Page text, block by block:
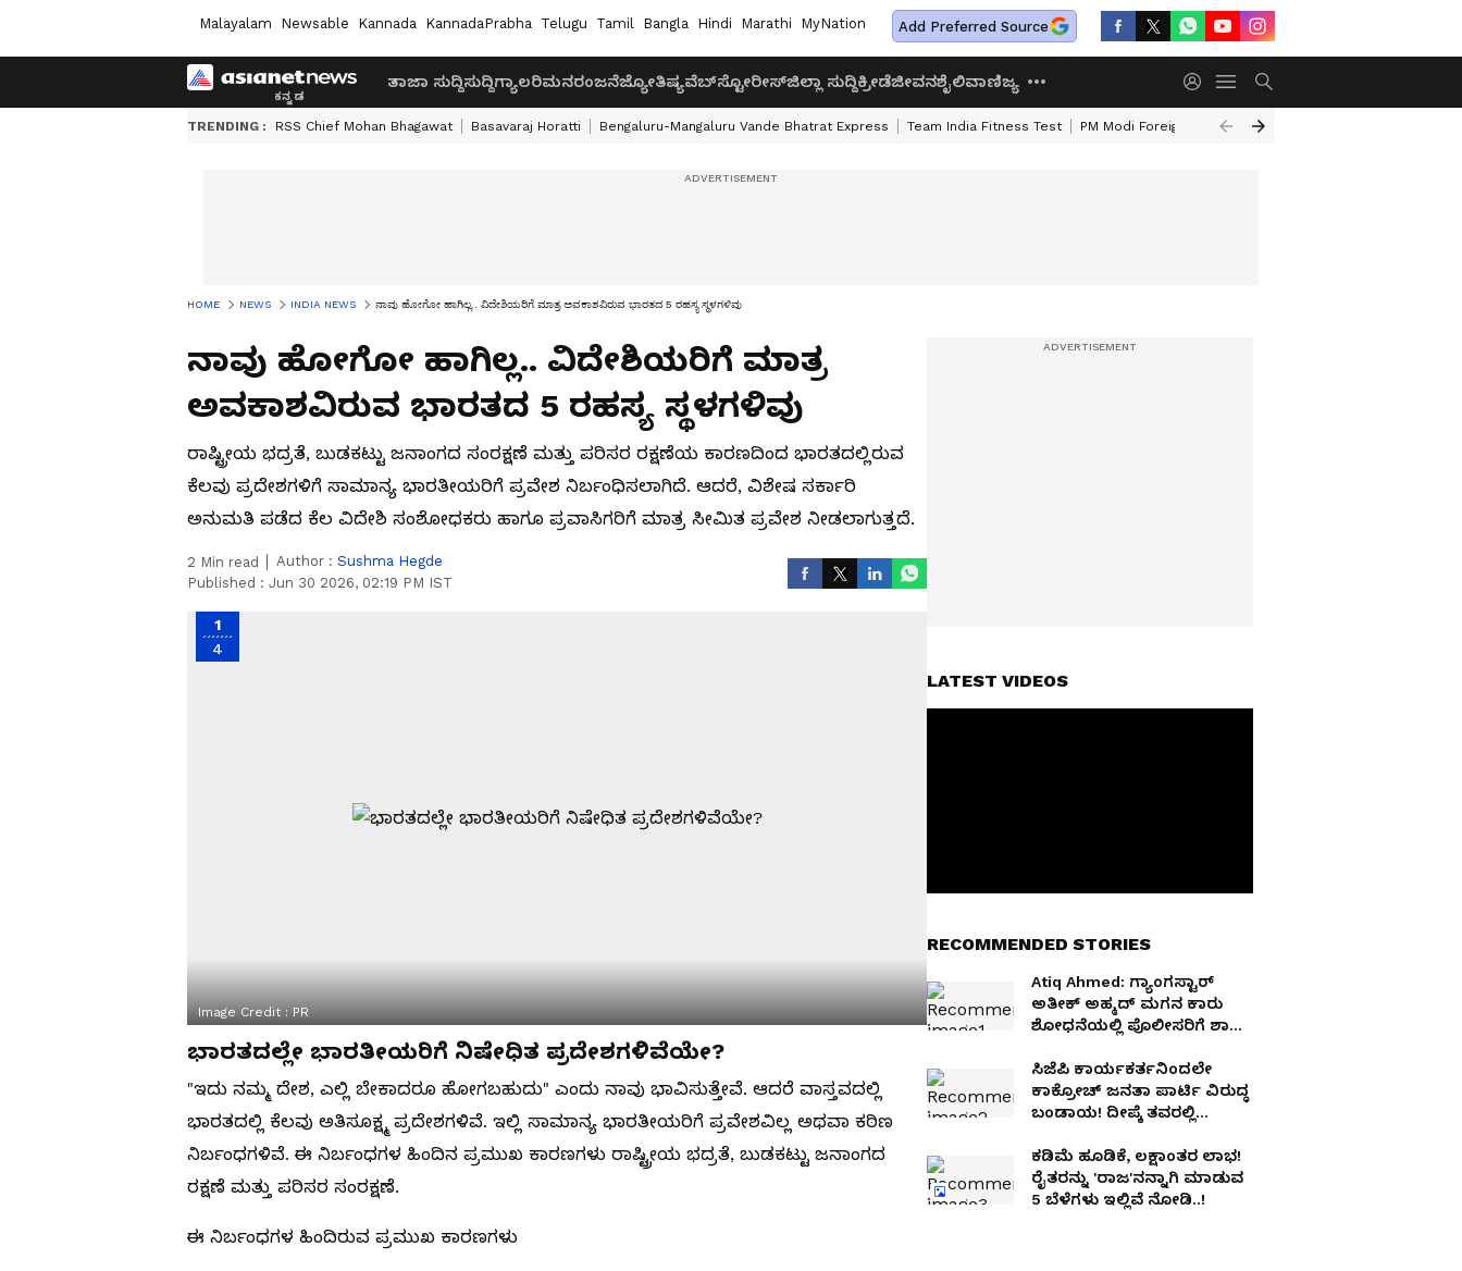
Malayalam Newsable Kannada KannadaPrabha Telugu Tamil Bangla Hindi Marathi MyNation Add Preferred Source
ತಾಜಾ ಸುದ್ದಿಸುದ್ದಿಗ್ಯಾಲರಿಮನರಂಜನೆಜ್ಯೋತಿಷ್ಯವೆಬ್‌ಸ್ಟೋರೀಸ್ಜಿಲ್ಲಾ ಸುದ್ದಿಕ್ರೀಡೆಜೀವನಶೈಲಿವಾಣಿಜ್ಯ
TRENDING : RSS Chief Mohan Bhagawat Basavaraj Horatti Bengaluru-Mangaluru Vande Bhatrat Express Team India Fitness Test PM Modi Foreign Travel Expenditure
HOME NEWS INDIA NEWS ನಾವು ಹೋಗೋ ಹಾಗಿಲ್ಲ.. ವಿದೇಶಿಯರಿಗೆ ಮಾತ್ರ ಅವಕಾಶವಿರುವ ಭಾರತದ 5 ರಹಸ್ಯ ಸ್ಥಳಗಳಿವು
ನಾವು ಹೋಗೋ ಹಾಗಿಲ್ಲ.. ವಿದೇಶಿಯರಿಗೆ ಮಾತ್ರ
ಅವಕಾಶವಿರುವ ಭಾರತದ 5 ರಹಸ್ಯ ಸ್ಥಳಗಳಿವು
ರಾಷ್ಟ್ರೀಯ ಭದ್ರತೆ, ಬುಡಕಟ್ಟು ಜನಾಂಗದ ಸಂರಕ್ಷಣೆ ಮತ್ತು ಪರಿಸರ ರಕ್ಷಣೆಯ ಕಾರಣದಿಂದ ಭಾರತದಲ್ಲಿರುವ
ಕೆಲವು ಪ್ರದೇಶಗಳಿಗೆ ಸಾಮಾನ್ಯ ಭಾರತೀಯರಿಗೆ ಪ್ರವೇಶ ನಿರ್ಬಂಧಿಸಲಾಗಿದೆ. ಆದರೆ, ವಿಶೇಷ ಸರ್ಕಾರಿ
ಅನುಮತಿ ಪಡೆದ ಕೆಲ ವಿದೇಶಿ ಸಂಶೋಧಕರು ಹಾಗೂ ಪ್ರವಾಸಿಗರಿಗೆ ಮಾತ್ರ ಸೀಮಿತ ಪ್ರವೇಶ ನೀಡಲಾಗುತ್ತದೆ.
2 Min read Author : Sushma Hegde
Published : Jun 30 2026, 02:19 PM IST
1
4
Image Credit : PR
ಭಾರತದಲ್ಲೇ ಭಾರತೀಯರಿಗೆ ನಿಷೇಧಿತ ಪ್ರದೇಶಗಳಿವೆಯೇ?
"ಇದು ನಮ್ಮ ದೇಶ, ಎಲ್ಲಿ ಬೇಕಾದರೂ ಹೋಗಬಹುದು" ಎಂದು ನಾವು ಭಾವಿಸುತ್ತೇವೆ. ಆದರೆ ವಾಸ್ತವದಲ್ಲಿ
ಭಾರತದಲ್ಲಿ ಕೆಲವು ಅತಿಸೂಕ್ಷ್ಮ ಪ್ರದೇಶಗಳಿವೆ. ಇಲ್ಲಿ ಸಾಮಾನ್ಯ ಭಾರತೀಯರಿಗೆ ಪ್ರವೇಶವಿಲ್ಲ ಅಥವಾ ಕಠಿಣ
ನಿರ್ಬಂಧಗಳಿವೆ. ಈ ನಿರ್ಬಂಧಗಳ ಹಿಂದಿನ ಪ್ರಮುಖ ಕಾರಣಗಳು ರಾಷ್ಟ್ರೀಯ ಭದ್ರತೆ, ಬುಡಕಟ್ಟು ಜನಾಂಗದ
ರಕ್ಷಣೆ ಮತ್ತು ಪರಿಸರ ಸಂರಕ್ಷಣೆ.
ಈ ನಿರ್ಬಂಧಗಳ ಹಿಂದಿರುವ ಪ್ರಮುಖ ಕಾರಣಗಳು
LATEST VIDEOS
RECOMMENDED STORIES
Atiq Ahmed: ಗ್ಯಾಂಗಸ್ಟಾರ್
ಅತೀಕ್ ಅಹ್ಮದ್ ಮಗನ ಕಾರು
ಶೋಧನೆಯಲ್ಲಿ ಪೊಲೀಸರಿಗೆ ಶಾಕ್!
ಅಡಗಿದ ಕಥೆಯೇನು?
ಸಿಜೆಪಿ ಕಾರ್ಯಕರ್ತನಿಂದಲೇ
ಕಾಕ್ರೋಚ್ ಜನತಾ ಪಾರ್ಟಿ ವಿರುದ್ಧ
ಬಂಡಾಯ! ದೀಪ್ಕೆ ತವರಲ್ಲಿ
ಉಪವಾಸ ಸತ್ಯಾಗ್ರಹ!
ಕಡಿಮೆ ಹೂಡಿಕೆ, ಲಕ್ಷಾಂತರ ಲಾಭ!
ರೈತರನ್ನು 'ರಾಜ'ನನ್ನಾಗಿ ಮಾಡುವ
5 ಬೆಳೆಗಳು ಇಲ್ಲಿವೆ ನೋಡಿ..!